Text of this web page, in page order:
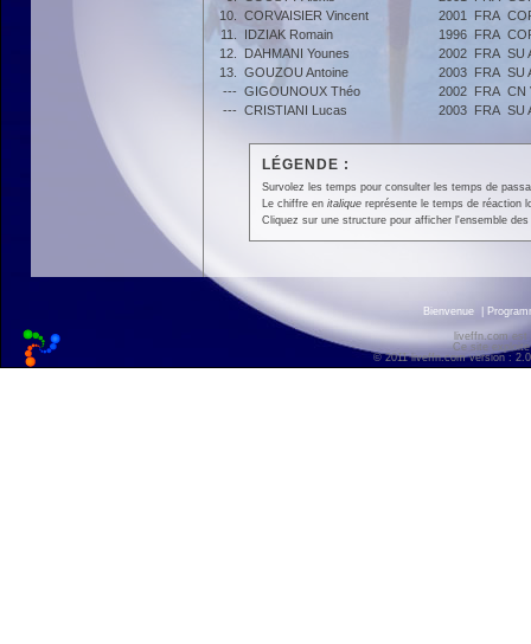
10.
CORVAISIER Vincent 2001 FRA
11.
IDZIAK Romain 1996 FRA
12.
DAHMANI Younes 2002 FRA SU
13.
GOUZOU Antoine 2003 FRA SU
--- GIGOUNOUX Théo 2002 FRA CN
--- CRISTIANI Lucas 2003 FRA SU
LÉGENDE :
Survolez les temps pour consulter les temps de
Le chiffre en italiquereprésente le temps de réaction
Cliquez sur une structure pour afficher l'ensemble
Bienvenue
liveffn.com est
Ce site
© 2011 liveffn.com version :